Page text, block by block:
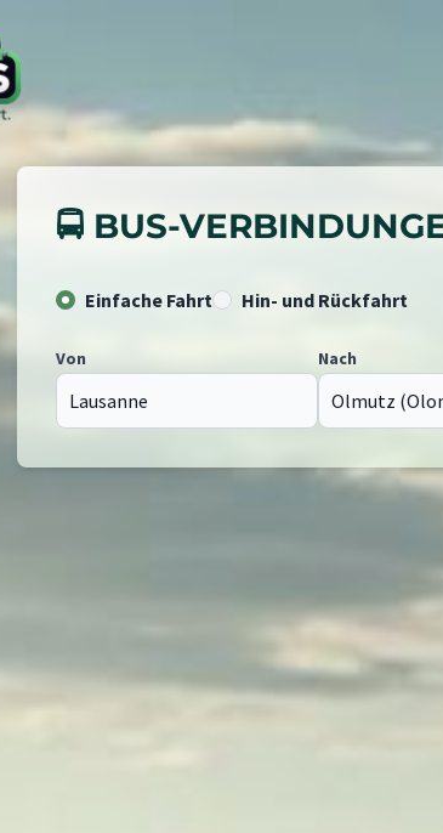
🚍 BUS-
Einfache Fahrt Hin- und Rückfahrt
Von Nach